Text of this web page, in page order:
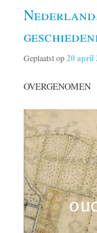
Geplaatst op20 april
OVERGENOMEN